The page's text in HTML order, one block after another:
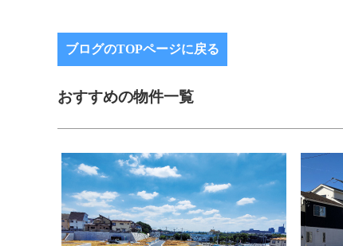
ブログのTOPページに戻る
おすすめの物件一覧